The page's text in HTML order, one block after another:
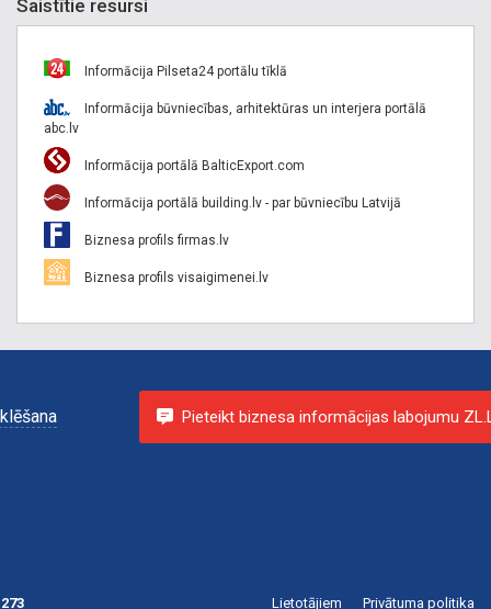
Saistītie resursi
Informācija Pilseta24 portālu tīklā
Informācija būvniecības, arhitektūras un interjera portālā
abc.lv
Informācija portālā BalticExport.com
Informācija portālā building.lv - par būvniecību Latvijā
Biznesa profils firmas.lv
Biznesa profils visaigimenei.lv
Pieteikt biznesa informācijas labojumu
Lietotājiem Privātuma politika